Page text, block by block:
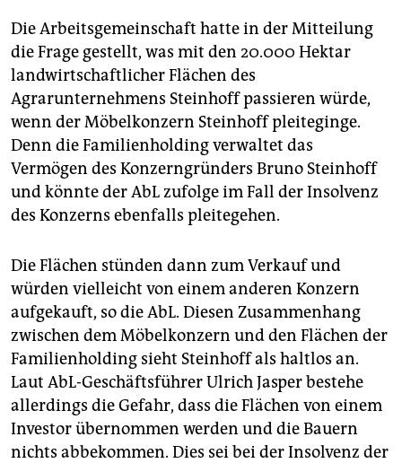
Die Arbeitsgemeinschaft hatte in der Mitteilung
die Frage gestellt, was mit den 20.000 Hektar
landwirtschaftlicher Flächen des
Agrarunternehmens Steinhoff passieren würde,
wenn der Möbelkonzern Steinhoff pleiteginge.
Denn die Familienholding verwaltet das
Vermögen des Konzerngründers Bruno Steinhoff
und könnte der AbL zufolge im Fall der Insolvenz
des Konzerns ebenfalls pleitegehen.
Die Flächen stünden dann zum Verkauf und
würden vielleicht von einem anderen Konzern
aufgekauft, so die AbL. Diesen Zusammenhang
zwischen dem Möbelkonzern und den Flächen der
Familien­holding sieht Steinhoff als haltlos an.
Laut AbL-Geschäftsführer Ulrich Jasper bestehe
allerdings die Gefahr, dass die Flächen von einem
Investor übernommen werden und die Bauern
nichts abbekommen. Dies sei bei der Insolvenz der